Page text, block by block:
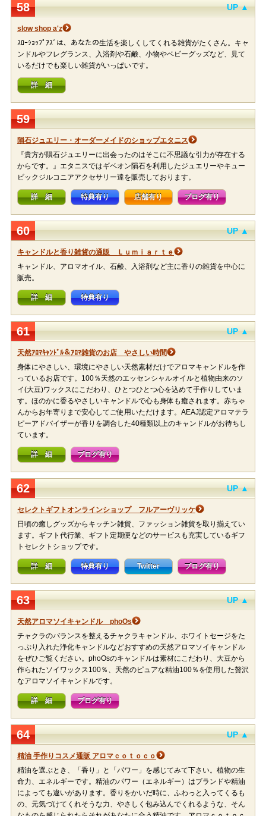
58 UP ▲
slow shop a'z
ｽﾛｰｼｮｯﾌﾟｱｽﾞは、あなたの生活を楽しくしてくれる雑貨がたくさん。キャ
ンドルやフレグランス、入浴剤や石鹸、小物やベビーグッズなど、見て
いるだけでも楽しい雑貨がいっぱいです。
詳 細
59
隕石ジュエリー・オーダーメイドのショップエタニス
『貴方が隕石ジュエリーに出会ったのはそこに不思議な引力が存在する
からです。』エタニスではギベオン隕石を利用したジュエリーやキュー
ビックジルコニアアクセサリー達を販売しております。
詳 細 特典有り 店舗有り ブログ有り
60 UP ▲
キャンドルと香り雑貨の通販 Ｌｕｍｉａｒｔｅ
キャンドル、アロマオイル、石鹸、入浴剤など主に香りの雑貨を中心に
販売。
詳 細 特典有り
61 UP ▲
天然ｱﾛﾏｷｬﾝﾄﾞﾙ＆ｱﾛﾏ雑貨のお店 やさしい時間
身体にやさしい、環境にやさしい天然素材だけでアロマキャンドルを作
っているお店です。100％天然のエッセンシャルオイルと植物由来のソ
イ(大豆)ワックスにこだわり、ひとつひとつ心を込めて手作りしていま
す。ほのかに香るやさしいキャンドルで心も身体も癒されます。赤ちゃ
んからお年寄りまで安心してご使用いただけます。AEAJ認定アロマテラ
ピーアドバイザーが香りを調合した40種類以上のキャンドルがお待ちし
ています。
詳 細 ブログ有り
62 UP ▲
セレクトギフトオンラインショップ フルアーヴリッケ
日頃の癒しグッズからキッチン雑貨、ファッション雑貨を取り揃えてい
ます。ギフト代行業、ギフト定期便などのサービスも充実しているギフ
トセレクトショップです。
詳 細 特典有り Twitter ブログ有り
63 UP ▲
天然アロマソイキャンドル phoOs
チャクラのバランスを整えるチャクラキャンドル、ホワイトセージをた
っぷり入れた浄化キャンドルなどおすすめの天然アロマソイキャンドル
をぜひご覧ください。phoOsのキャンドルは素材にこだわり、大豆から
作られたソイワックス100％、天然のピュアな精油100％を使用した贅沢
なアロマソイキャンドルです。
詳 細 ブログ有り
64 UP ▲
精油 手作りコスメ通販 アロマｃｏｔｏｃｏ
精油を選ぶとき、「香り」と「パワー」を感じてみて下さい。植物の生
命力、エネルギーです。精油のパワー（エネルギー）はブランドや精油
によっても違いがあります。香りをかいだ時に、ふわっと入ってくるも
の、元気づけてくれそうな力、やさしく包み込んでくれるような、そん